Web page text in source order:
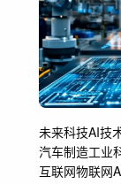
未来科技AI技
汽车制造工业
互联网物联网